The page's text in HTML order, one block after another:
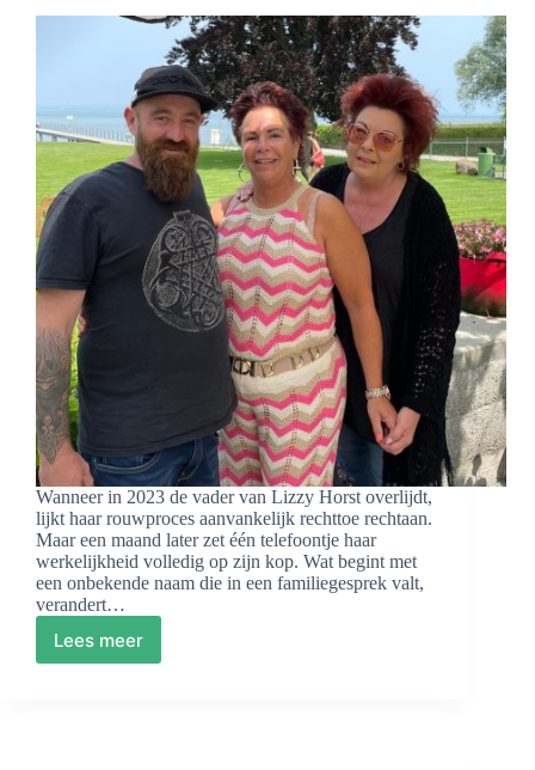
nog?
Wanneer in 2023 de vader van Lizzy Horst overlijdt,
lijkt haar rouwproces aanvankelijk rechttoe rechtaan.
Maar een maand later zet één telefoontje haar
werkelijkheid volledig op zijn kop. Wat begint met
een onbekende naam die in een familiegesprek valt,
verandert…
Lees meer
Geen